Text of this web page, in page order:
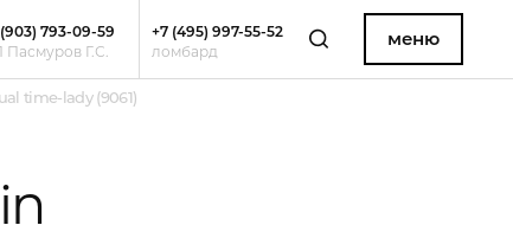
793-09-59
Пасмуров Г.С.
+7 (495) 997-55-52
ломбард
меню
time-lady (9061)